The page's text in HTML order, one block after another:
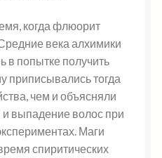
когда флюорит
века алхимики
в попытке получить
приписывались тогда
чем и объясняли
выпадение волос при
Маги
спиритических